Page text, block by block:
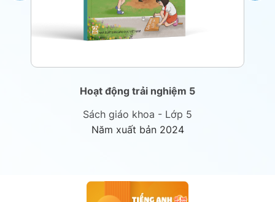
Hoạt động trải nghiệm 5
Sách giáo khoa - Lớp 5
Năm xuất bản 2024